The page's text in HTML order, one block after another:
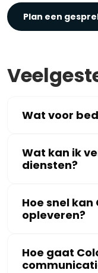
Plan een
Wat voor
Wat kan ik
diensten?
Hoe snel
opleveren?
Hoe gaat